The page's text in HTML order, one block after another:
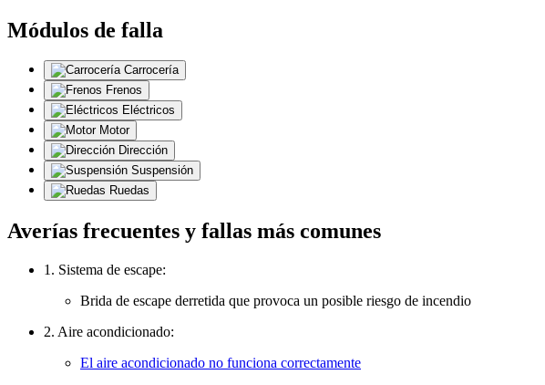
Módulos de falla
Carrocería
Frenos
Eléctricos
Motor
Dirección
Suspensión
Ruedas
Averías frecuentes y fallas más comunes
1. Sistema de escape:
Brida de escape derretida que provoca un posible riesgo de incendio
2. Aire acondicionado:
El aire acondicionado no funciona correctamente